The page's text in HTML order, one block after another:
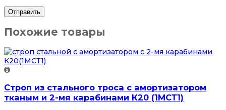
Похожие товары
Строп из стального троса с амортизатором
тканым и 2-мя карабинами К20 (1МСТ1)